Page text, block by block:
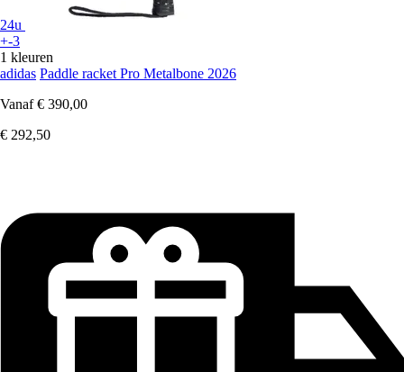
24u
+-3
1 kleuren
adidas Paddle racket Pro Metalbone 2026
Vanaf € 390,00
€ 292,50